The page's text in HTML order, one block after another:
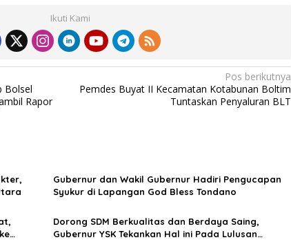
Ikuti Kami
Bolsel
Rapor
Pos berikutnya
Pemdes Buyat II Kecamatan Kotabunan Boltim
Tuntaskan Penyaluran BLT
Gubernur dan Wakil Gubernur Hadiri Pengucapan
Syukur di Lapangan God Bless Tondano
Dorong SDM Berkualitas dan Berdaya Saing,
Gubernur YSK Tekankan Hal ini Pada Lulusan